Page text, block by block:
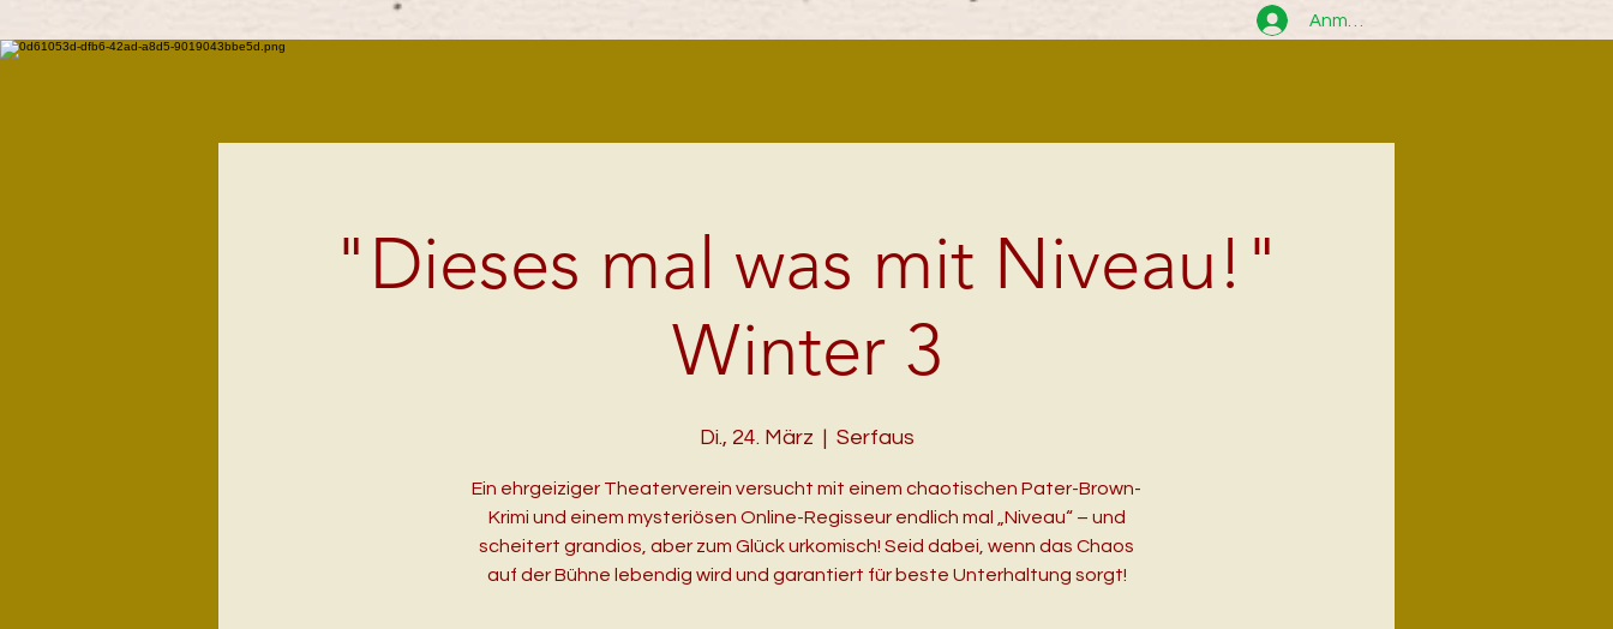
Anmelden
"Dieses mal was mit Niveau!"
Winter 3
Di., 24. März
  |
Serfaus
Ein ehrgeiziger Theaterverein versucht mit einem chaotischen Pater-Brown-
Krimi und einem mysteriösen Online-Regisseur endlich mal „Niveau“ – und
scheitert grandios, aber zum Glück urkomisch! Seid dabei, wenn das Chaos
auf der Bühne lebendig wird und garantiert für beste Unterhaltung sorgt!